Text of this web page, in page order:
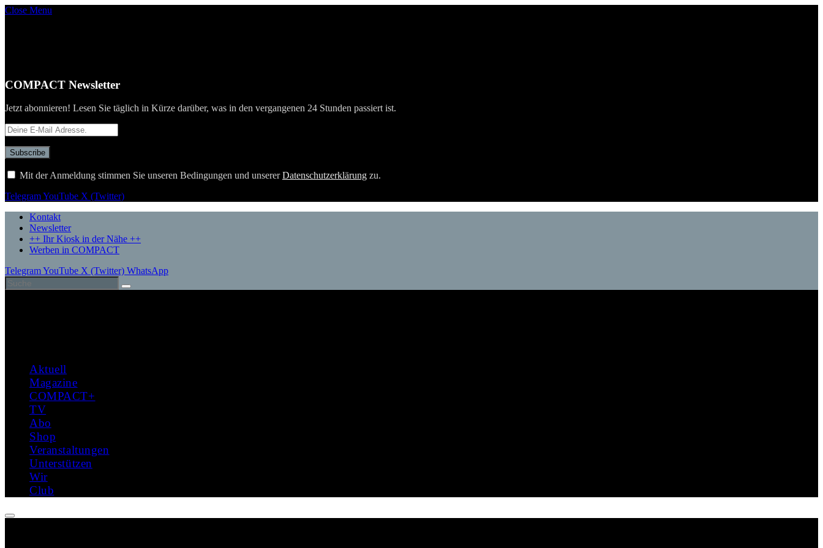
Close Menu
COMPACT Newsletter
Jetzt abonnieren! Lesen Sie täglich in Kürze darüber, was in den vergangenen 24 Stunden passiert ist.
Mit der Anmeldung stimmen Sie unseren Bedingungen und unsererDatenschutzerklärung zu.
TelegramYouTube X (Twitter)
Kontakt
Newsletter
++ Ihr Kiosk in der Nähe ++
Werben in COMPACT
TelegramYouTube X (Twitter) WhatsApp
Aktuell
Magazine
COMPACT+
TV
Abo
Shop
Veranstaltungen
Unterstützen
Wir
Club